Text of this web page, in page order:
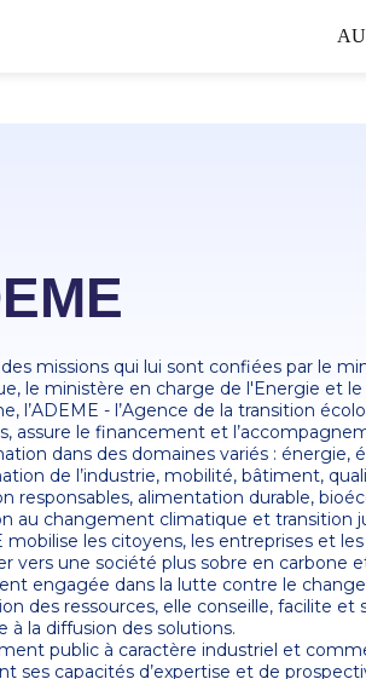
missions qui lui sont confiées par le
le ministère en charge de l'Energie et
l’ADEME - l’Agence de la transition
assure le financement et
dans des domaines variés : énergie,
de l’industrie, mobilité, bâtiment,
responsables, alimentation durable,
au changement climatique et transition
mobilise les citoyens, les entreprises et
vers une société plus sobre en carbone
engagée dans la lutte contre le
des ressources, elle conseille, facilite et
à la diffusion des solutions.
public à caractère industriel et
ses capacités d’expertise et de